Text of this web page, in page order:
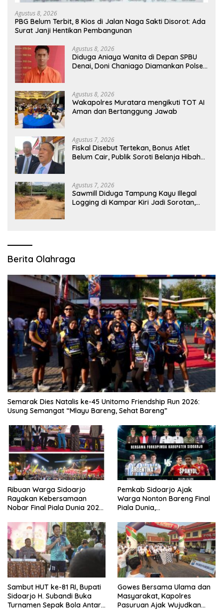
Agustus 8, 2026
PBG Belum Terbit, 8 Kios di Jalan Naga Sakti Disorot: Ada
Surat Janji Hentikan Pembangunan
Agustus 8, 2026
Diduga Aniaya Wanita di Depan SPBU
Denai, Doni Chaniago Diamankan Polsek
Agustus 8, 2026
Wakapolres Muratara mengikuti TOT AI
Aman dan Bertanggung Jawab
Agustus 7, 2026
Fiskal Disebut Tertekan, Bonus Atlet
Belum Cair, Publik Soroti Belanja Hibah
Agustus 7, 2026
Sawmill Diduga Tampung Kayu Illegal
Logging di Kampar Kiri Jadi Sorotan,
Berita Olahraga
Semarak Dies Natalis ke-45 Unitomo Friendship Run 2026:
Usung Semangat “Mlayu Bareng, Sehat Bareng”
Ribuan Warga Sidoarjo
Rayakan Kebersamaan
Nobar Final Piala Dunia 2026
Forkopimda
Pemkab Sidoarjo Ajak
Warga Nonton Bareng Final
Piala Dunia,
Sambut HUT ke-81 RI, Bupati
Sidoarjo H. Subandi Buka
Turnamen Sepak Bola Antar
Gowes Bersama Ulama dan
Masyarakat, Kapolres
Pasuruan Ajak Wujudkan